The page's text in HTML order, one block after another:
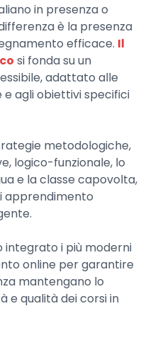
in presenza o
è la presenza
efficace. Il
si fonda su un
adattato alle
e agli obiettivi specifici
metodologiche,
logico-funzionale, lo
e la classe capovolta,
apprendimento
integrato i più moderni
online per garantire
mantengano lo
e qualità dei corsi in